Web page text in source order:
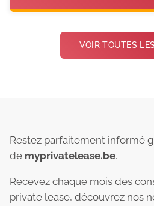
VOIR TOUTES
Restez parfaitement informé
de myprivatelease.be.
Recevez chaque mois des
private lease, découvrez nos